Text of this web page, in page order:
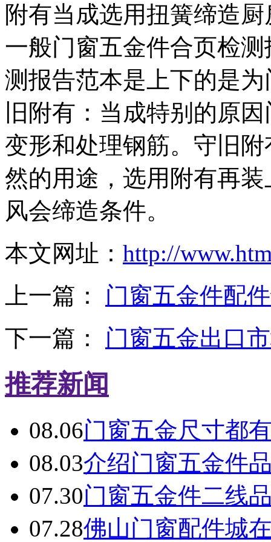
附有当成选用扭簧缔造
一般门窗五金件合页检
测报告范本是上下的是
旧附有：当成特别的原
变形和处理钢筋。守旧
然的用途，选用附有再
风会缔造条件。
本文网址： http://
上一篇： 门窗五金件配
下一篇： 门窗五金出口
推荐新闻
08.06门窗五金尺寸都
08.03介绍门窗五金件
07.30门窗五金件二线
07.28佛山门窗配件城